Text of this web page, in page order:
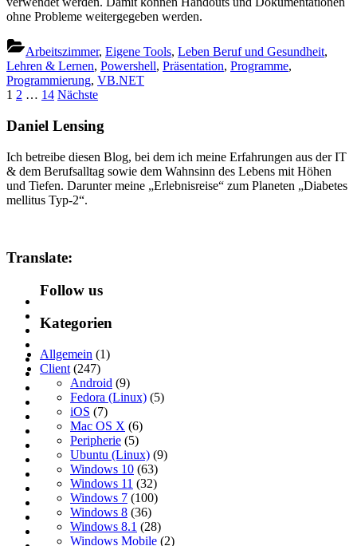
ohne Probleme weitergegeben werden.
Arbeitszimmer, Eigene Tools, Leben Beruf und Gesundheit,
Lehren & Lernen, Powershell, Präsentation, Programme,
Programmierung, VB.NET
Seitennummerierung
der
1 2 … 14 Nächste
Daniel Lensing
Ich betreibe diesen Blog, bei dem ich meine Erfahrungen aus der IT
& dem Berufsalltag sowie dem Wahnsinn des Lebens mit Höhen
und Tiefen. Darunter meine „Erlebnisreise“ zum Planeten „Diabetes
mellitus Typ-2“.
Translate:
Follow us
Kategorien
Allgemein (1)
Client (247)
Android (9)
Fedora (Linux) (5)
iOS (7)
Mac OS X (6)
Peripherie (5)
Ubuntu (Linux) (9)
Windows 10 (63)
Windows 11 (32)
Windows 7 (100)
Windows 8 (36)
Windows 8.1 (28)
Windows Mobile (2)